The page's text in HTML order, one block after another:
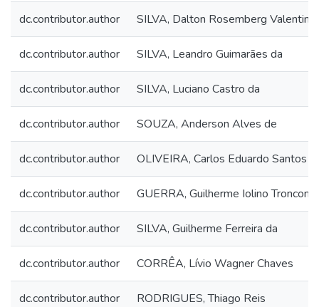
dc.contributor.author SILVA, Dalton Rosemberg Valentim
dc.contributor.author SILVA, Leandro Guimarães da
dc.contributor.author SILVA, Luciano Castro da
dc.contributor.author SOUZA, Anderson Alves de
dc.contributor.author OLIVEIRA, Carlos Eduardo Santos
dc.contributor.author GUERRA, Guilherme Iolino Troncon
dc.contributor.author SILVA, Guilherme Ferreira da
dc.contributor.author CORRÊA, Lívio Wagner Chaves
dc.contributor.author RODRIGUES, Thiago Reis